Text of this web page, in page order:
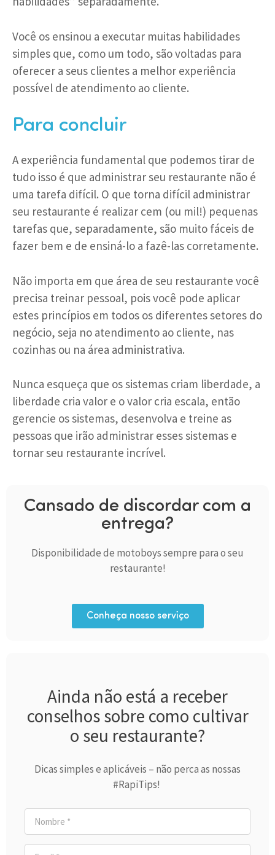
Você os ensinou a executar muitas habilidades
simples que, como um todo, são voltadas para
oferecer a seus clientes a melhor experiência
possível de atendimento ao cliente.
Para concluir
A experiência fundamental que podemos tirar de
tudo isso é que administrar seu restaurante não é
uma tarefa difícil. O que torna difícil administrar
seu restaurante é realizar cem (ou mil!) pequenas
tarefas que, separadamente, são muito fáceis de
fazer bem e de ensiná-lo a fazê-las corretamente.
Não importa em que área de seu restaurante você
precisa treinar pessoal, pois você pode aplicar
estes princípios em todos os diferentes setores do
negócio, seja no atendimento ao cliente, nas
cozinhas ou na área administrativa.
Nunca esqueça que os sistemas criam liberdade, a
liberdade cria valor e o valor cria escala, então
gerencie os sistemas, desenvolva e treine as
pessoas que irão administrar esses sistemas e
tornar seu restaurante incrível.
Cansado de discordar com a
entrega?
Disponibilidade de motoboys sempre para o seu
restaurante!
Conheça nosso serviço
Ainda não está a receber
conselhos sobre como cultivar
o seu restaurante?
Dicas simples e aplicáveis – não perca as nossas
#RapiTips!